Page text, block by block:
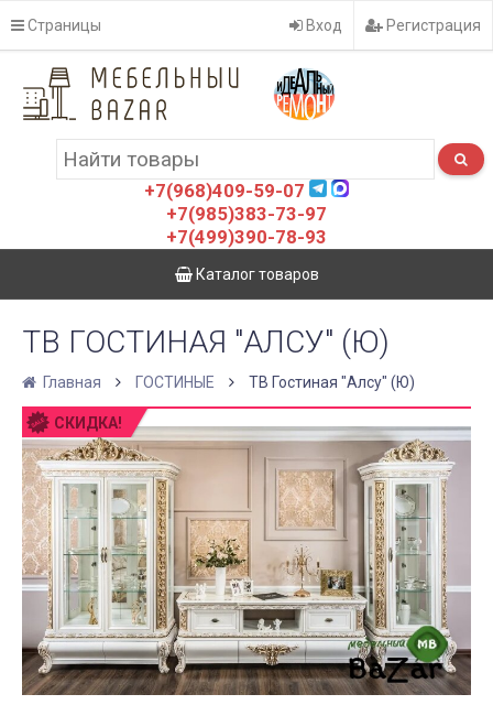
Страницы Вход Регистрация
+7(968)409-59-07
+7(985)383-73-97
+7(499)390-78-93
Каталог товаров
ТВ ГОСТИНАЯ "АЛСУ" (Ю)
Главная ГОСТИНЫЕ ТВ Гостиная "Алсу" (Ю)
СКИДКА!